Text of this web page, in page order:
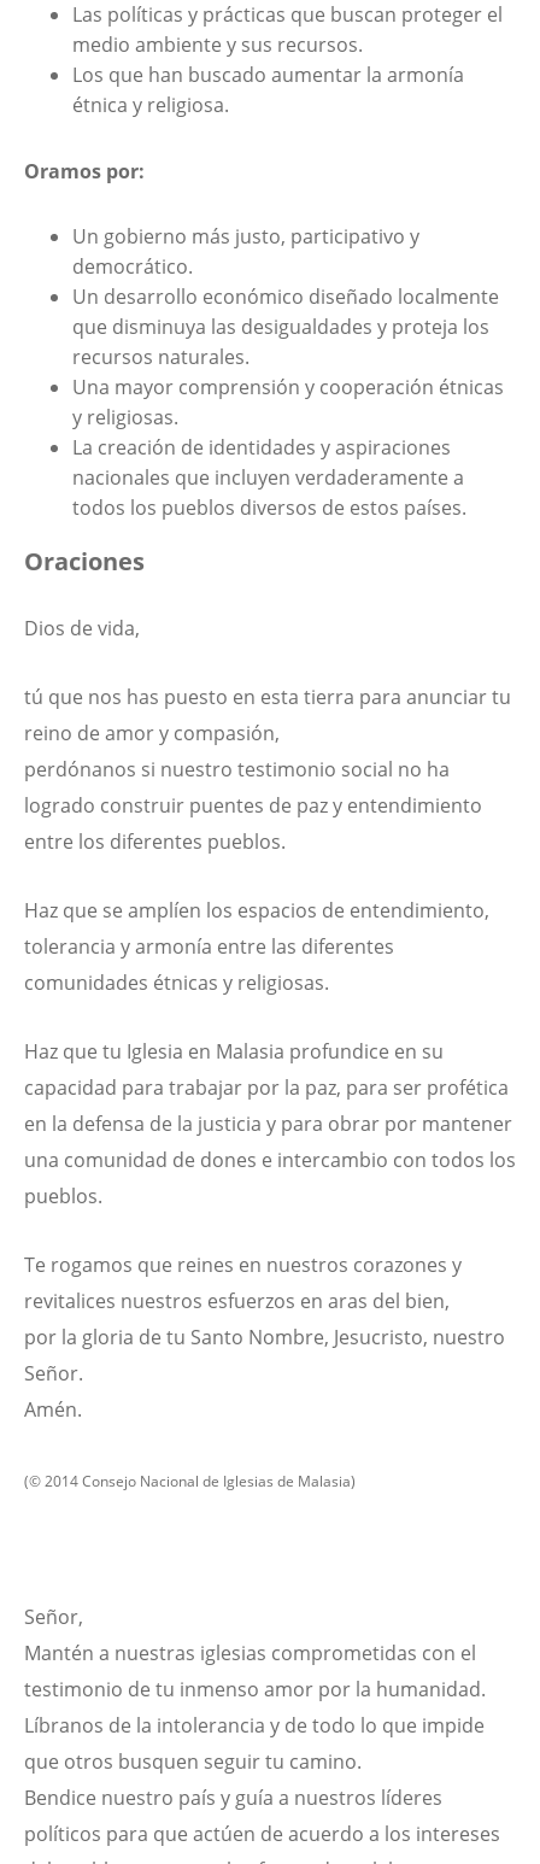
Las políticas y prácticas que buscan proteger el
medio ambiente y sus recursos.
Los que han buscado aumentar la armonía
étnica y religiosa.
Oramos por:
Un gobierno más justo, participativo y
democrático.
Un desarrollo económico diseñado localmente
que disminuya las desigualdades y proteja los
recursos naturales.
Una mayor comprensión y cooperación étnicas
y religiosas.
La creación de identidades y aspiraciones
nacionales que incluyen verdaderamente a
todos los pueblos diversos de estos países.
Oraciones
Dios de vida,
tú que nos has puesto en esta tierra para anunciar tu
reino de amor y compasión,
perdónanos si nuestro testimonio social no ha
logrado construir puentes de paz y entendimiento
entre los diferentes pueblos.
Haz que se amplíen los espacios de entendimiento,
tolerancia y armonía entre las diferentes
comunidades étnicas y religiosas.
Haz que tu Iglesia en Malasia profundice en su
capacidad para trabajar por la paz, para ser profética
en la defensa de la justicia y para obrar por mantener
una comunidad de dones e intercambio con todos los
pueblos.
Te rogamos que reines en nuestros corazones y
revitalices nuestros esfuerzos en aras del bien,
por la gloria de tu Santo Nombre, Jesucristo, nuestro
Señor.
Amén.
(© 2014 Consejo Nacional de Iglesias de Malasia)
Señor,
Mantén a nuestras iglesias comprometidas con el
testimonio de tu inmenso amor por la humanidad.
Líbranos de la intolerancia y de todo lo que impide
que otros busquen seguir tu camino.
Bendice nuestro país y guía a nuestros líderes
políticos para que actúen de acuerdo a los intereses